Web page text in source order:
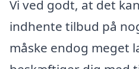
Vi ved godt, at det
indhente tilbud på
måske endog meget